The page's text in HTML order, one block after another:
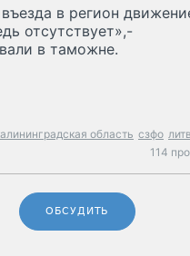
в регион
отсутствует»,-
в таможне.
область сзфо
114
ОБСУДИТЬ